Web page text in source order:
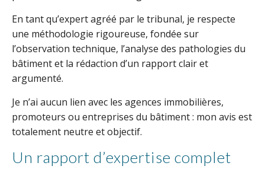
En tant qu’expert agréé par le tribunal, je respecte
une méthodologie rigoureuse, fondée sur
l’observation technique, l’analyse des pathologies du
bâtiment et la rédaction d’un rapport clair et
argumenté.
Je n’ai aucun lien avec les agences immobilières,
promoteurs ou entreprises du bâtiment : mon avis est
totalement neutre et objectif.
Un rapport d’expertise complet